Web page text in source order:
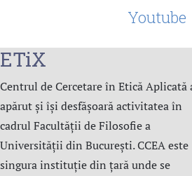
Youtube
ETiX
Centrul de Cercetare în Etică Aplicată
apărut și își desfășoară activitatea în
cadrul Facultății de Filosofie a
Universității din București. CCEA este
singura instituție din țară unde se